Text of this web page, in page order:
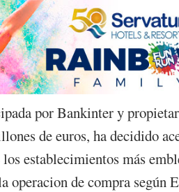
por Bankinter y
de euros, ha decidido
establecimientos más
operacion de compra según